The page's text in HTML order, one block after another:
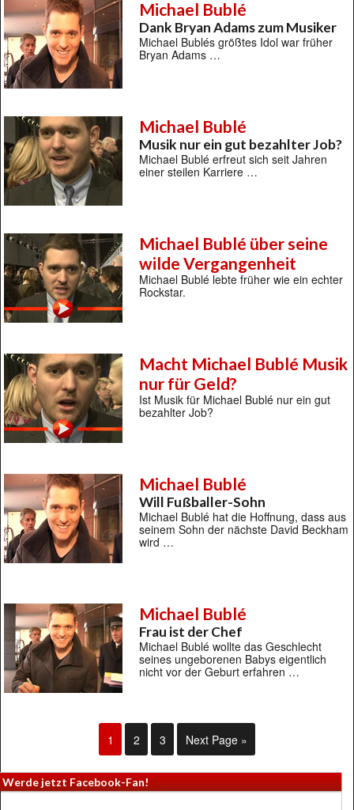
Michael Bublé
Dank Bryan Adams zum Musiker
Michael Bublés größtes Idol war früher
Bryan Adams …
Michael Bublé
Musik nur ein gut bezahlter Job?
Michael Bublé erfreut sich seit Jahren
einer steilen Karriere …
Michael Bublé über seine
wilde Vergangenheit
Michael Bublé lebte früher wie ein echter
Rockstar.
Macht Michael Bublé Musik
nur für Geld?
Ist Musik für Michael Bublé nur ein gut
bezahlter Job?
Michael Bublé
Will Fußballer-Sohn
Michael Bublé hat die Hoffnung, dass aus
seinem Sohn der nächste David Beckham
wird …
Michael Bublé
Frau ist der Chef
Michael Bublé wollte das Geschlecht
seines ungeborenen Babys eigentlich
nicht vor der Geburt erfahren …
1 2 3 Next Page »
Werde jetzt Facebook-Fan!